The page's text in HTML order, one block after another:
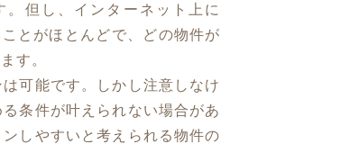
但し、インターネット上に
とがほとんどで、どの物件が
す。
可能です。しかし注意しなけ
条件が叶えられない場合があ
しやすいと考えられる物件の